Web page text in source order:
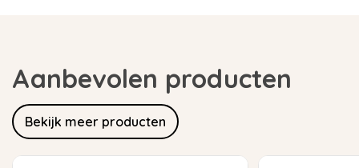
Aanbevolen producten
Bekijk meer producten